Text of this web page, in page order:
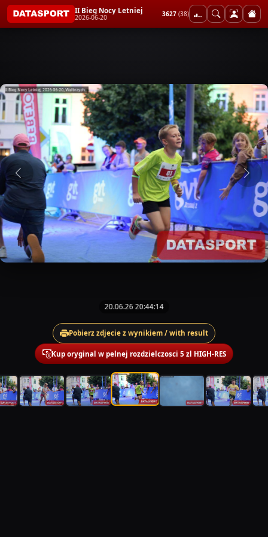
II Bieg Nocy Letniej
2026-06-20 3627 (38)
20.06.26 20:44:14
Pobierz zdjecie z wynikiem / with result
Kup oryginal w pelnej rozdzielczosci 5 zl HIGH-RES